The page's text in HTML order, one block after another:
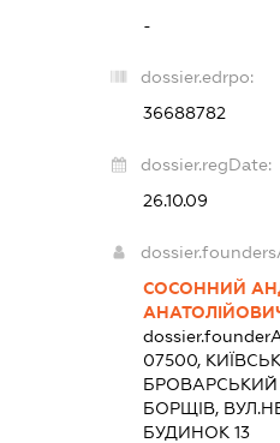
-
dossier.edrpo:
36688782
dossier.regDate:
26.10.09
СОСОННИЙ
07500,
БРОВАРСЬКИЙ
БОРЩІВ,
БУДИНОК 13